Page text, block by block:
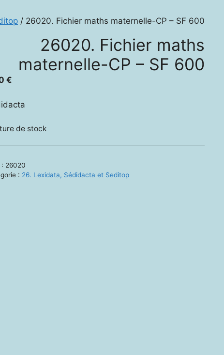
/ 26020. Fichier maths maternelle-CP – SF 600
26020. Fichier maths
maternelle-CP – SF 600
€
de stock
: 26020
: 26. Lexidata, Sédidacta et Seditop